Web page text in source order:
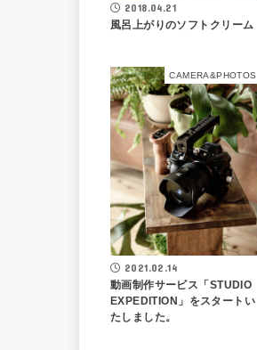
2018.04.21
風呂上がりのソフトクリーム
CAMERA&PHOTOS
2021.02.14
動画制作サービス「STUDIO
EXPEDITION」をスタートい
たしました。